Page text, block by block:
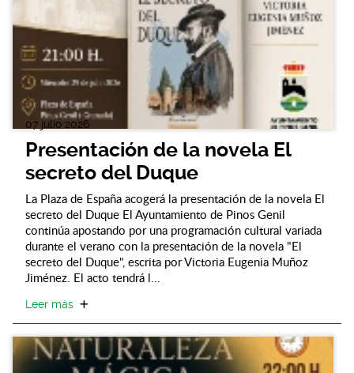
07 julio 2026
Presentación de la novela El
secreto del Duque
La Plaza de España acogerá la presentación de la novela El
secreto del Duque El Ayuntamiento de Pinos Genil
continúa apostando por una programación cultural variada
durante el verano con la presentación de la novela "El
secreto del Duque", escrita por Victoria Eugenia Muñoz
Jiménez. El acto tendrá l...
Leer más